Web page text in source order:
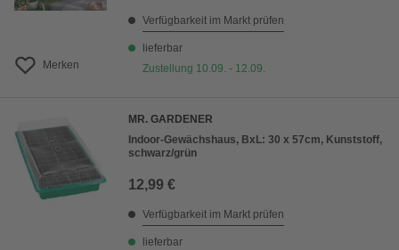
Merken
Verfügbarkeit im Markt prüfen
lieferbar
Zustellung 10.09. - 12.09.
MR. GARDENER
Indoor-Gewächshaus, BxL: 30 x 57cm, Kunststoff,
schwarz/grün
12,99 €
Verfügbarkeit im Markt prüfen
lieferbar